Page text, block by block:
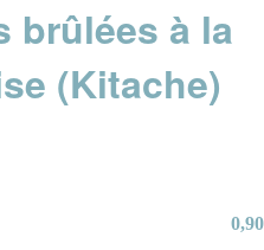
brûlées à la
(Kitache)
0,90